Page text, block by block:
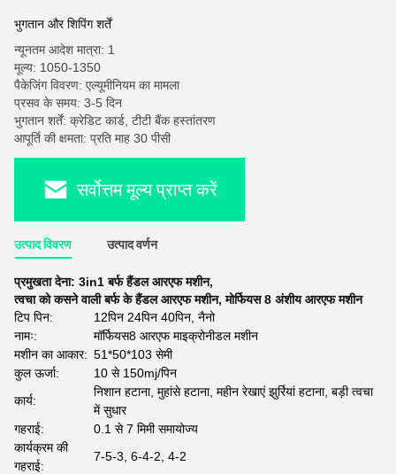
भुगतान और शिपिंग शर्तें
न्यूनतम आदेश मात्रा: 1
मूल्य: 1050-1350
पैकेजिंग विवरण: एल्यूमीनियम का मामला
प्रसव के समय: 3-5 दिन
भुगतान शर्तें: क्रेडिट कार्ड, टीटी बैंक हस्तांतरण
आपूर्ति की क्षमता: प्रति माह 30 पीसी
सर्वोत्तम मूल्य प्राप्त करें
उत्पाद विवरण उत्पाद वर्णन
प्रमुखता देना: 3in1 बर्फ हैंडल आरएफ मशीन,
त्वचा को कसने वाली बर्फ के हैंडल आरएफ मशीन,मोर्फियस 8 अंशीय आरएफ मशीन
टिप पिन:
12पिन 24पिन 40पिन, नैनो
नामः:
मॉर्फियस8 आरएफ माइक्रोनीडल मशीन
मशीन का आकार: 51*50*103 सेमी
कुल ऊर्जा:
10 से 150mj/पिन
कार्य:
निशान हटाना, मुहांसे हटाना, महीन रेखाएं झुर्रियां हटाना, बड़ी त्वचा
में सुधार
गहराई:
0.1 से 7 मिमी समायोज्य
कार्यक्रम की
गहराई:
7-5-3, 6-4-2, 4-2